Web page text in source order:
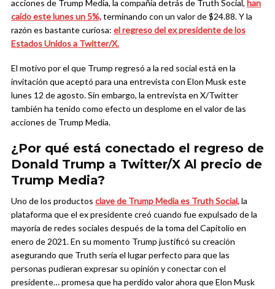
acciones de Trump Media, la compañía detrás de Truth Social, han
caído este lunes un 5%,terminando con un valor de $24.88. Y la
razón es bastante curiosa: el regreso del ex presidente de los
Estados Unidos a Twitter/X.
El motivo por el que Trump regresó a la red social está en la
invitación que aceptó para una entrevista con Elon Musk este
lunes 12 de agosto. Sin embargo, la entrevista en X/Twitter
también ha tenido como efecto un desplome en el valor de las
acciones de Trump Media.
¿Por qué está conectado el regreso de
Donald Trump a Twitter/X Al precio de
Trump Media?
Uno de los productos clave de Trump Media es Truth Social,la
plataforma que el ex presidente creó cuando fue expulsado de la
mayoría de redes sociales después de la toma del Capitolio en
enero de 2021. En su momento Trump justificó su creación
asegurando que Truth sería el lugar perfecto para que las
personas pudieran expresar su opinión y conectar con el
presidente… promesa que ha perdido valor ahora que Elon Musk